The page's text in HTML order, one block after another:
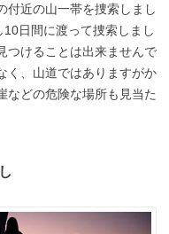
付近の山一帯を捜索しまし
日間に渡って捜索しまし
つけることは出来ませんで
く、山道ではありますがか
などの危険な場所も見当た